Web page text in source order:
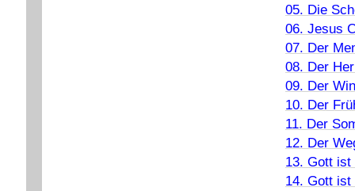
05. Die
06. Jesus
07. Der
08. Der
09. Der
10. Der
11. Der
12. Der
13. Gott ist
14. Gott ist